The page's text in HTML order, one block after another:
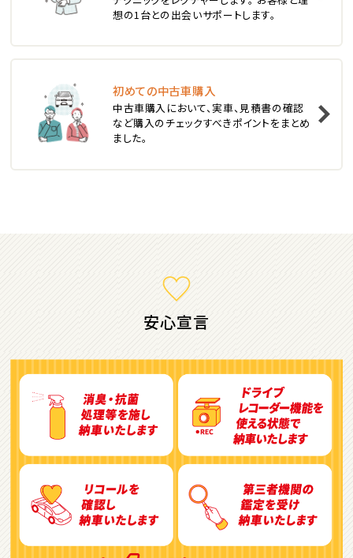
レガシィツーリングワゴン
3位
トヨタ
カローラフィールダー
2
トヨタ
アルファード
位
トヨタ
ヴォクシー
ＳＵＶ・クロカン
想の1台との出会いサポートします。
初めての中古車購入
中古車購入において、実車、見積書の確認
など購入のチェックすべきポイントをまとめ
ました。
安心宣言